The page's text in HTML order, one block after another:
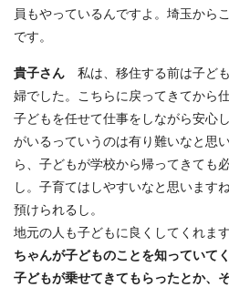
員もやっているんですよ。埼玉から
です。
貴子さん 私は、移住する前は子ど
婦でした。こちらに戻ってきてから
子どもを任せて仕事をしながら安心
がいるっていうのは有り難いなと思
ら、子どもが学校から帰ってきても
し。子育てはしやすいなと思います
預けられるし。
地元の人も子どもに良くしてくれます
ちゃんが子どものことを知っていて
子どもが乗せてきてもらったとか、